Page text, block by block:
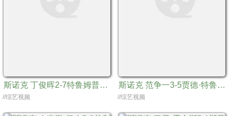
斯诺克 丁俊晖2-7特鲁姆普（一）20240324
//综艺视频
斯诺克 范争一3-5贾德·特鲁姆普20240320
//综艺视频